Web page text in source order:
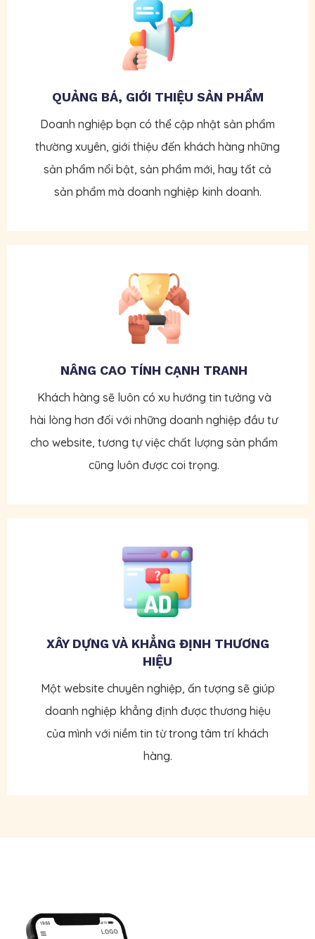
QUẢNG BÁ, GIỚI THIỆU SẢN PHẨM
Doanh nghiệp bạn có thể cập nhật sản phẩm
thường xuyên, giới thiệu đến khách hàng những
sản phẩm nổi bật, sản phẩm mới, hay tất cả
sản phẩm mà doanh nghiệp kinh doanh.
NÂNG CAO TÍNH CẠNH TRANH
Khách hàng sẽ luôn có xu hướng tin tưởng và
hài lòng hơn đối với những doanh nghiệp đầu tư
cho website, tương tự việc chất lượng sản phẩm
cũng luôn được coi trọng.
XÂY DỰNG VÀ KHẲNG ĐỊNH THƯƠNG
HIỆU
Một website chuyên nghiệp, ấn tượng sẽ giúp
doanh nghiệp khẳng định được thương hiệu
của mình với niềm tin từ trong tâm trí khách
hàng.